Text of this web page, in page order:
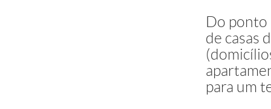
Do ponto
de casas
para um